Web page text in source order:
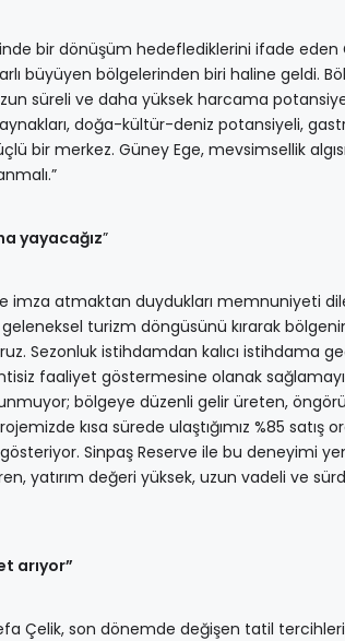
bir dönüşüm hedeflediklerini ifade eden
büyüyen bölgelerinden biri haline geldi.
süreli ve daha yüksek harcama
doğa-kültür-deniz potansiyeli,
bir merkez. Güney Ege, mevsimsellik
yayacağız”
imza atmaktan duydukları memnuniyeti
geleneksel turizm döngüsünü kırarak
Sezonluk istihdamdan kalıcı istihdama
faaliyet göstermesine olanak
bölgeye düzenli gelir üreten,
kısa sürede ulaştığımız %85 satış
gösteriyor. Sinpaş Reserve ile bu deneyimi
yatırım değeri yüksek, uzun vadeli ve
arıyor”
Çelik, son dönemde değişen tatil